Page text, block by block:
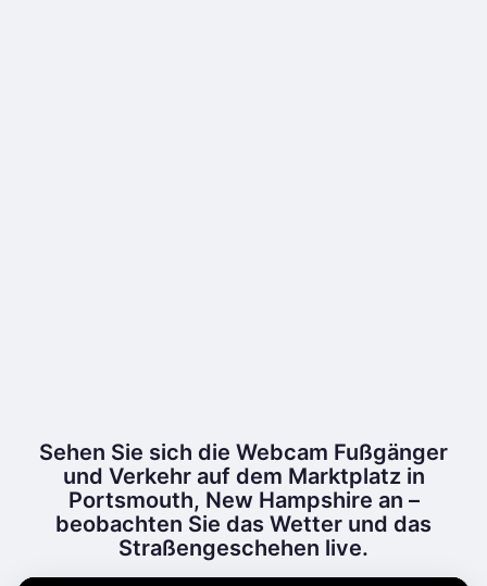
Sehen Sie sich die Webcam Fußgänger
und Verkehr auf dem Marktplatz in
Portsmouth, New Hampshire an –
beobachten Sie das Wetter und das
Straßengeschehen live.